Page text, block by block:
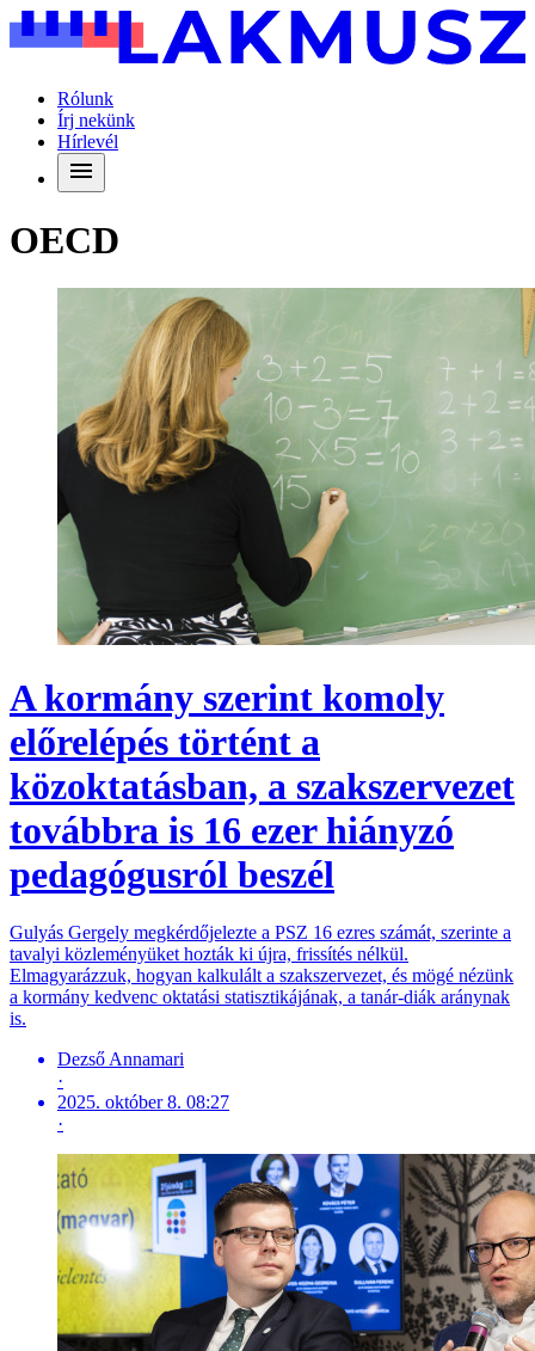
Rólunk
Írj nekünk
Hírlevél
OECD
A kormány szerint komoly
előrelépés történt a
közoktatásban, a szakszervezet
továbbra is 16 ezer hiányzó
pedagógusról beszél
Gulyás Gergely megkérdőjelezte a PSZ 16 ezres számát, szerinte a
tavalyi közleményüket hozták ki újra, frissítés nélkül.
Elmagyarázzuk, hogyan kalkulált a szakszervezet, és mögé nézünk
a kormány kedvenc oktatási statisztikájának, a tanár-diák aránynak
is.
Dezső Annamari
·
2025. október 8. 08:27
·